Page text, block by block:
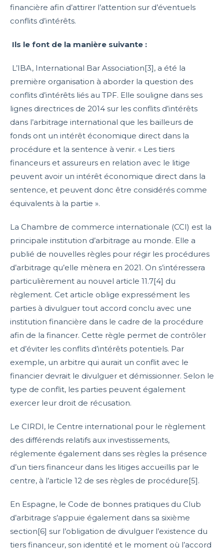
financière afin d’attirer l’attention sur d’éventuels
conflits d’intérêts.
Ils le font de la manière suivante :
L’IBA, International Bar Association[3], a été la
première organisation à aborder la question des
conflits d’intérêts liés au TPF. Elle souligne dans ses
lignes directrices de 2014 sur les conflits d’intérêts
dans l’arbitrage international que les bailleurs de
fonds ont un intérêt économique direct dans la
procédure et la sentence à venir. « Les tiers
financeurs et assureurs en relation avec le litige
peuvent avoir un intérêt économique direct dans la
sentence, et peuvent donc être considérés comme
équivalents à la partie ».
La Chambre de commerce internationale (CCI) est la
principale institution d’arbitrage au monde. Elle a
publié de nouvelles règles pour régir les procédures
d’arbitrage qu’elle mènera en 2021. On s’intéressera
particulièrement au nouvel article 11.7[4] du
règlement. Cet article oblige expressément les
parties à divulguer tout accord conclu avec une
institution financière dans le cadre de la procédure
afin de la financer. Cette règle permet de contrôler
et d’éviter les conflits d’intérêts potentiels. Par
exemple, un arbitre qui aurait un conflit avec le
financier devrait le divulguer et démissionner. Selon le
type de conflit, les parties peuvent également
exercer leur droit de récusation.
Le CIRDI, le Centre international pour le règlement
des différends relatifs aux investissements,
réglemente également dans ses règles la présence
d’un tiers financeur dans les litiges accueillis par le
centre, à l’article 12 de ses règles de procédure[5].
En Espagne, le Code de bonnes pratiques du Club
d’arbitrage s’appuie également dans sa sixième
section[6] sur l’obligation de divulguer l’existence du
tiers financeur, son identité et le moment où l’accord